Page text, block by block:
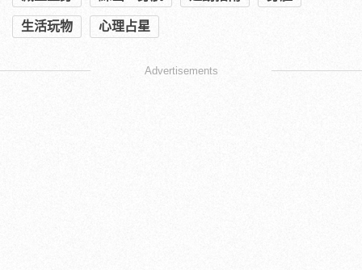
生活玩物 心理占星
Advertisements